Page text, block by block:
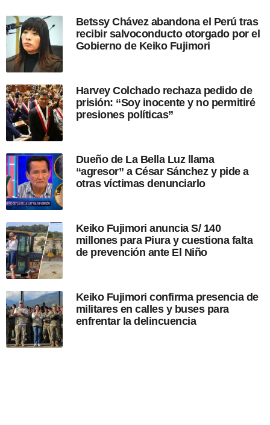
s
d
e
u
b
l
c
i
ó
Betssy Chávez abandona el Perú tras
recibir salvoconducto otorgado por el
Gobierno de Keiko Fujimori
Harvey Colchado rechaza pedido de
prisión: “Soy inocente y no permitiré
presiones políticas”
Dueño de La Bella Luz llama
“agresor” a César Sánchez y pide a
otras víctimas denunciarlo
Keiko Fujimori anuncia S/ 140
millones para Piura y cuestiona falta
de prevención ante El Niño
Keiko Fujimori confirma presencia de
militares en calles y buses para
enfrentar la delincuencia